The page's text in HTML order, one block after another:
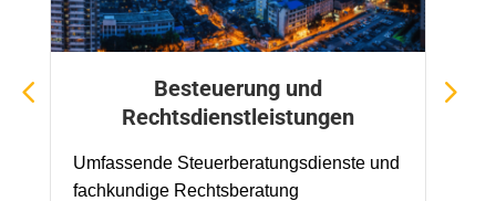
Besteuerung und
Rechtsdienstleistungen
Umfassende Steuerberatungsdienste und
fachkundige Rechtsberatung